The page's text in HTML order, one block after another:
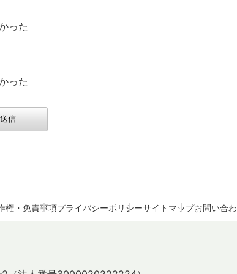
った
った
権・免責事項プライバシーポリシーサイトマップお問い合